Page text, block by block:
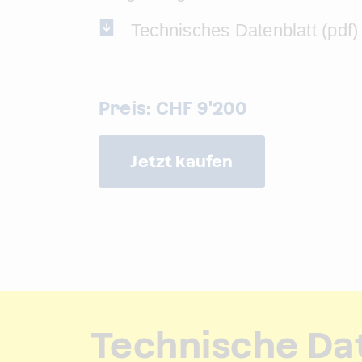
Technisches Datenblatt (pdf)
Preis: CHF 9'200
Jetzt kaufen
Technische